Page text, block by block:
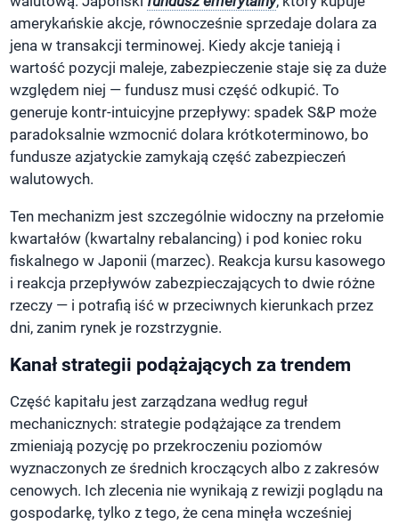
amerykańskie akcje, równocześnie sprzedaje dolara za
jena w transakcji terminowej. Kiedy akcje tanieją i
wartość pozycji maleje, zabezpieczenie staje się za duże
względem niej — fundusz musi część odkupić. To
generuje kontr-intuicyjne przepływy: spadek S&P może
paradoksalnie wzmocnić dolara krótkoterminowo, bo
fundusze azjatyckie zamykają część zabezpieczeń
walutowych.
Ten mechanizm jest szczególnie widoczny na przełomie
kwartałów (kwartalny rebalancing) i pod koniec roku
fiskalnego w Japonii (marzec). Reakcja kursu kasowego
i reakcja przepływów zabezpieczających to dwie różne
rzeczy — i potrafią iść w przeciwnych kierunkach przez
dni, zanim rynek je rozstrzygnie.
Kanał strategii podążających za trendem
Część kapitału jest zarządzana według reguł
mechanicznych: strategie podążające za trendem
zmieniają pozycję po przekroczeniu poziomów
wyznaczonych ze średnich kroczących albo z zakresów
cenowych. Ich zlecenia nie wynikają z rewizji poglądu na
gospodarkę, tylko z tego, że cena minęła wcześniej